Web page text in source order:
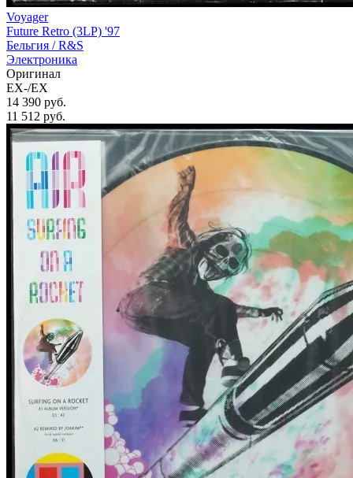
Voyager
Future Retro (3LP) '97
Бельгия /R&S
Электроника
Оригинал
EX-/EX
14 390 руб.
11 512 руб.